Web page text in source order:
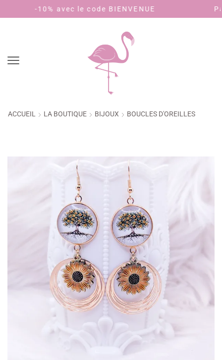
BIENVENUE Payez en 4 fois sans
ACCUEIL LA BOUTIQUE BIJOUX BOUCLES D'OREILLES